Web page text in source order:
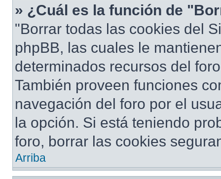
» ¿Cuál es la función de
"Borrar todas las cookies del
phpBB, las cuales le
determinados recursos del
También proveen funciones
navegación del foro por el
la opción. Si está teniendo
foro, borrar las cookies
Arriba